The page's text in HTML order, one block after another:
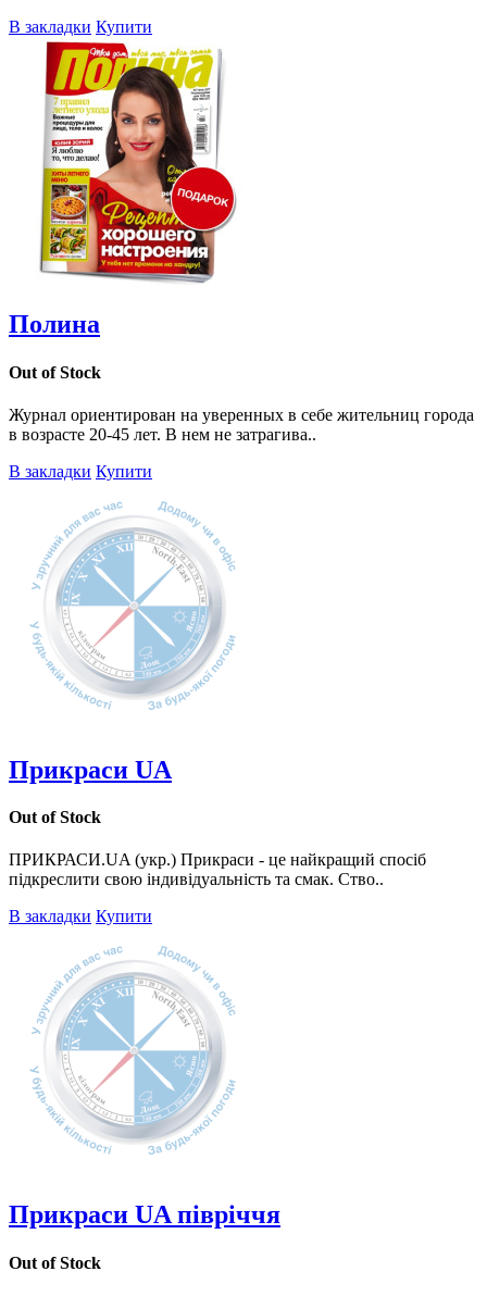
В закладки Купити
Полина
Out of Stock
Журнал ориентирован на уверенных в себе жительниц города
в возрасте 20-45 лет. В нем не затрагива..
В закладки Купити
Прикраси UA
Out of Stock
ПРИКРАСИ.UA (укр.) Прикраси - це найкращий спосіб
підкреслити свою індивідуальність та смак. Ство..
В закладки Купити
Прикраси UA півріччя
Out of Stock
..